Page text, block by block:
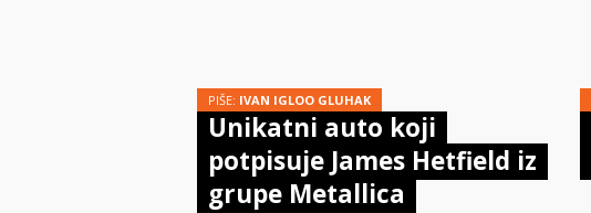
PIŠE: IVAN IGLOO GLUHAK
Unikatni auto koji
potpisuje James Hetfield iz
grupe Metallica